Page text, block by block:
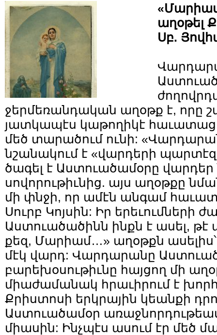
աղօթել
Սբ.
ջերմեռանդական աղօթք է, որը
յատկապէս կաթողիկէ
մեծ տարածում ունի:
նշանակում է «վարդերի
ծագել է Աստուածամօրը վարդեր
սովորութիւնից. այս աղօթքը
մի փնջի, որ ամէն անգամ
Սուրբ Կոյսին: Իր երեւումների
Աստուածածինն ինքն է ասել, թէ
քեզ, Մարիամ…» աղօթքն ասելիս՝
մէկ վարդ: Վարդարանը
բարեխօսութիւնը հայցող մի
միաժամանակ հրաւիրում է
Քրիստոսի երկրային կեանքի
Աստուածամօր
միասին: Ինչպէս ասում էր մեծ